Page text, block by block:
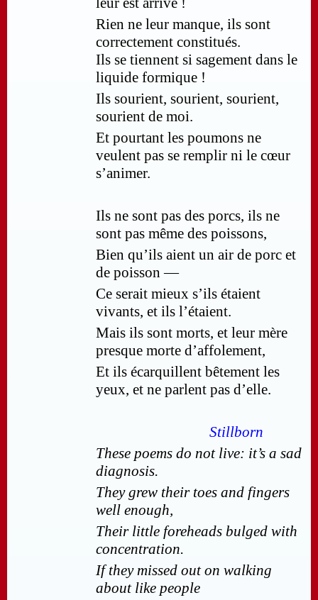
Rien ne leur manque, ils sont
correctement constitués.
Ils se tiennent si sagement dans le
liquide formique !
Ils sourient, sourient, sourient,
sourient de moi.
Et pourtant les poumons ne
veulent pas se remplir ni le cœur
s’animer.
Ils ne sont pas des porcs, ils ne
sont pas même des poissons,
Bien qu’ils aient un air de porc et
de poisson —
Ce serait mieux s’ils étaient
vivants, et ils l’étaient.
Mais ils sont morts, et leur mère
presque morte d’affolement,
Et ils écarquillent bêtement les
yeux, et ne parlent pas d’elle.
Stillborn
These poems do not live: it’s a sad
diagnosis.
They grew their toes and fingers
well enough,
Their little foreheads bulged with
concentration.
If they missed out on walking
about like people